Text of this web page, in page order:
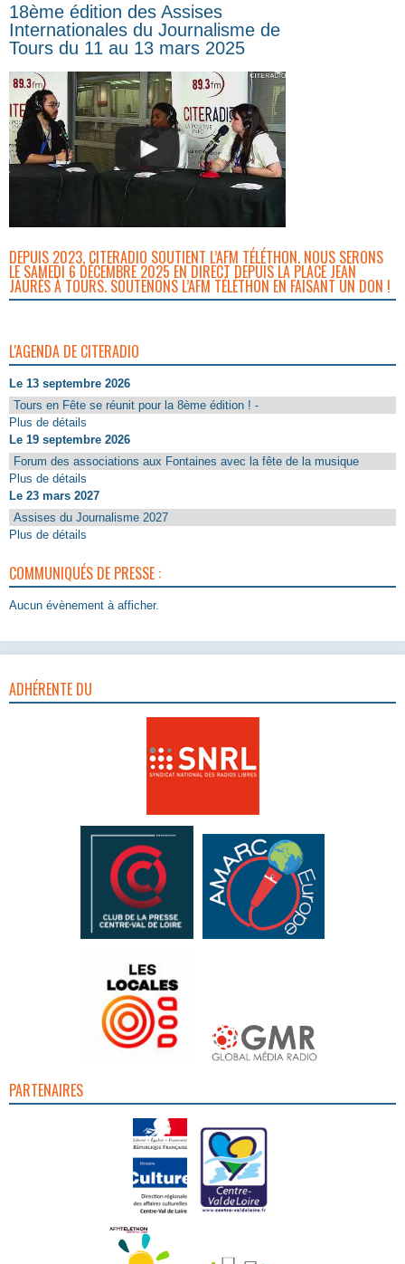
18ème édition des Assises
Internationales du Journalisme de
Tours du 11 au 13 mars 2025
DEPUIS 2023, CITERADIO SOUTIENT L’AFM TÉLÉTHON. NOUS SERONS
LE SAMEDI 6 DÉCEMBRE 2025 EN DIRECT DEPUIS LA PLACE JEAN
JAURÈS À TOURS. SOUTENONS L’AFM TÉLÉTHON EN FAISANT UN DON !
L'AGENDA DE CITERADIO
Le 13 septembre 2026
Tours en Fête se réunit pour la 8ème édition ! -
Plus de détails
Le 19 septembre 2026
Forum des associations aux Fontaines avec la fête de la musique
Plus de détails
Le 23 mars 2027
Assises du Journalisme 2027
Plus de détails
COMMUNIQUÉS DE PRESSE :
Aucun évènement à afficher.
ADHÉRENTE DU
PARTENAIRES